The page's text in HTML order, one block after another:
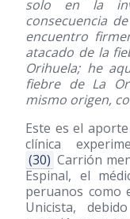
solo en la
consecuencia
encuentro
atacado de la
Orihuela; he
fiebre de La
mismo origen,
Este es el
clínica
(30) Carrión
Espinal, el
peruanos como
Unicista,